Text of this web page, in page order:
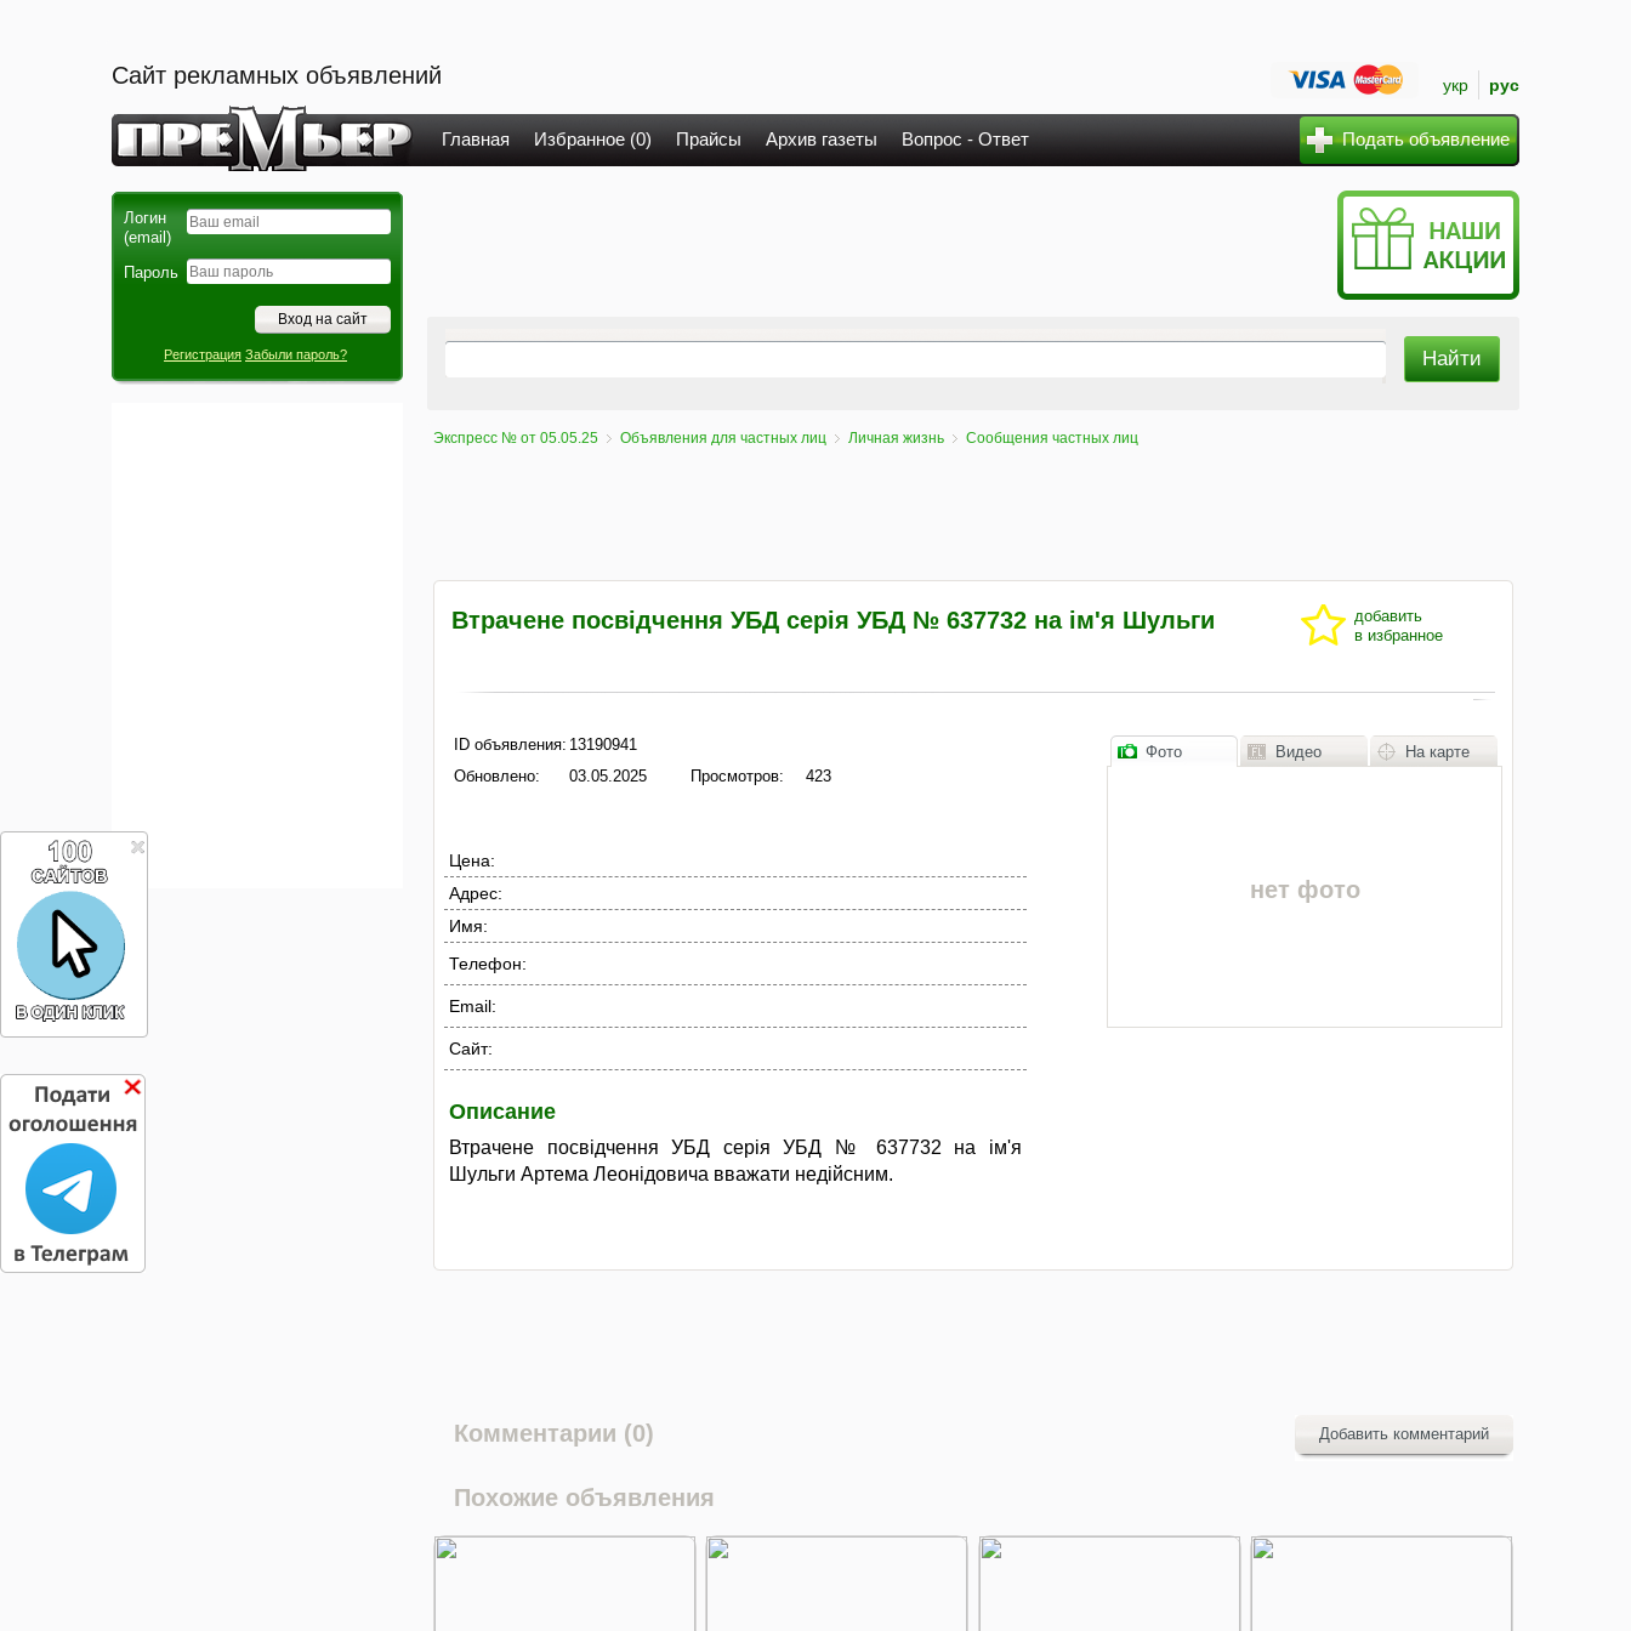
Сайт рекламных объявлений укр рус
Главная Избранное (0) Прайсы Архив газеты Вопрос - Ответ Подать объявление
Логин
(email)
Пароль
Регистрация Забыли пароль?
Экспресс № от 05.05.25 Объявления для частных лиц Личная жизнь Сообщения частных лиц
Втрачене посвідчення УБД серія УБД № 637732 на ім'я Шульги
добавить
в избранное
ID объявления: 13190941
Обновлено:
03.05.2025 Просмотров: 423
Цена:
Адрес:
Имя:
Телефон:
Email:
Сайт:
Описание
Втрачене посвідчення УБД серія УБД № 637732 на ім'я
Шульги Артема Леонідовича вважати недійсним.
Фото Видео На карте
нет фото
Комментарии (0) Добавить комментарий
Похожие объявления